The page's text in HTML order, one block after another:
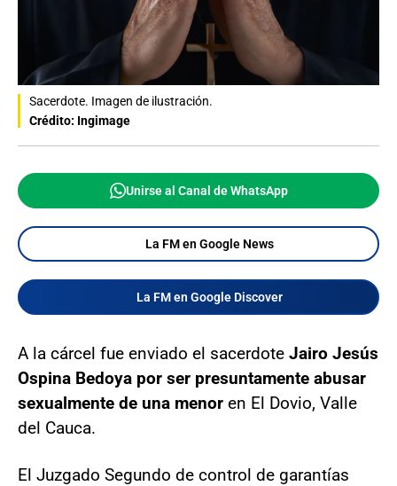
Sacerdote. Imagen de ilustración.
Crédito: Ingimage
Unirse al Canal de WhatsApp
La FM en Google News
La FM en Google Discover
A la cárcel fue enviado el sacerdote Jairo Jesús
Ospina Bedoya por ser presuntamente abusar
sexualmente de una menor en El Dovio, Valle
del Cauca.
El Juzgado Segundo de control de garantías